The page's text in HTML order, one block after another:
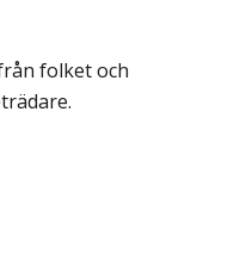
folket och